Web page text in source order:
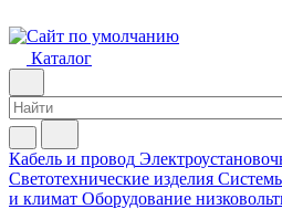
Каталог
Кабель и провод
Светотехнические изделия
и климат Оборудование